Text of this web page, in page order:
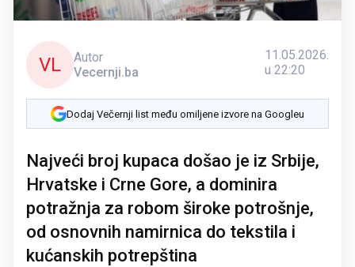
VL
Autor
Vecernji.ba
11.05.2026.
u 22:20
Dodaj Večernji list među omiljene izvore na Googleu
Najveći broj kupaca došao je iz Srbije,
Hrvatske i Crne Gore, a dominira
potražnja za robom široke potrošnje,
od osnovnih namirnica do tekstila i
kućanskih potrepština